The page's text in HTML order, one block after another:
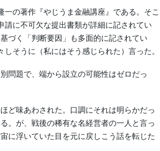
の著作『やじうま金融講座』である。そこ
に不可欠な提出書類が詳細に記されてい
づく「判断要因」も多面的に記されてい
そうに（私にはそう感じられた）言った。
問題で、端から設立の可能性はゼロだっ
ど味あわされた。口調にそれは明らかだっ
。が、戦後の稀有な名経営者の一人と言っ
に浮いていた目を元に戻しこう話を転じた